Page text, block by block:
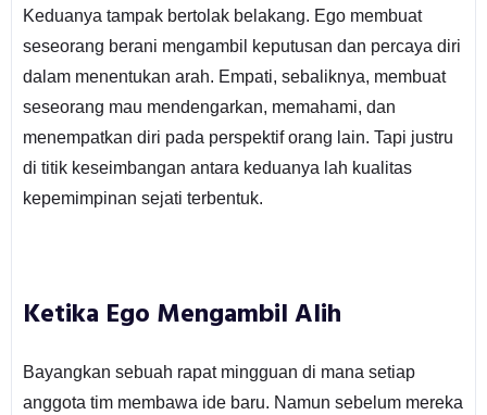
Keduanya tampak bertolak belakang. Ego membuat
seseorang berani mengambil keputusan dan percaya diri
dalam menentukan arah. Empati, sebaliknya, membuat
seseorang mau mendengarkan, memahami, dan
menempatkan diri pada perspektif orang lain. Tapi justru
di titik keseimbangan antara keduanya lah kualitas
kepemimpinan sejati terbentuk.
Ketika Ego Mengambil Alih
Bayangkan sebuah rapat mingguan di mana setiap
anggota tim membawa ide baru. Namun sebelum mereka